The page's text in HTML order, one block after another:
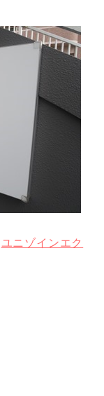
ユニゾインエク